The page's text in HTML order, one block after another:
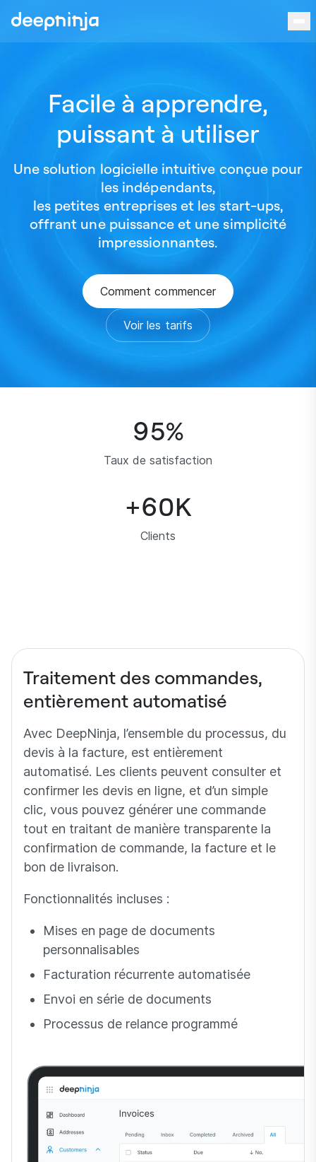
Facile à apprendre,
puissant à utiliser
Une solution logicielle intuitive conçue pour
les indépendants,
les petites entreprises et les start-ups,
offrant une puissance et une simplicité
impressionnantes.
Comment commencer
Voir les tarifs
95%
Taux de satisfaction
+60K
Clients
Traitement des commandes,
entièrement automatisé
Avec DeepNinja, l’ensemble du processus, du
devis à la facture, est entièrement
automatisé. Les clients peuvent consulter et
confirmer les devis en ligne, et d’un simple
clic, vous pouvez générer une commande
tout en traitant de manière transparente la
confirmation de commande, la facture et le
bon de livraison.
Fonctionnalités incluses :
Mises en page de documents
personnalisables
Facturation récurrente automatisée
Envoi en série de documents
Processus de relance programmé